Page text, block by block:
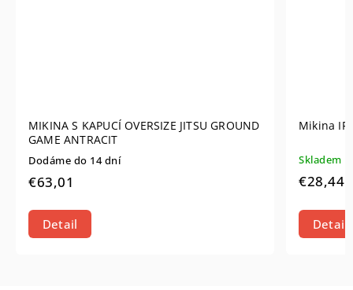
MIKINA S KAPUCÍ OVERSIZE JITSU GROUND
GAME ANTRACIT
Dodáme do 14 dní
€63,01
Detail
Mikina
Skladem
€28,44
Detail